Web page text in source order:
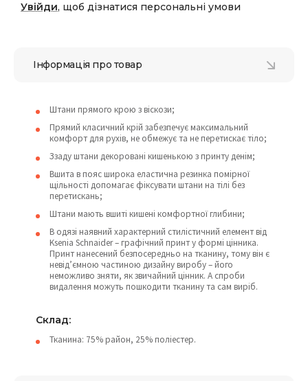
Увійди, щоб дізнатися персональні умови
Інформація про товар
Штани прямого крою з віскози;
Прямий класичний крій забезпечує максимальний
комфорт для рухів, не обмежує та не перетискає тіло;
Ззаду штани декоровані кишенькою з принту денім;
Вшита в пояс широка еластична резинка помірної
щільності допомагає фіксувати штани на тілі без
перетискань;
Штани мають вшиті кишені комфортної глибини;
В одязі наявний характерний стилістичний елемент від
Ksenia Schnaider – графічний принт у формі цінника.
Принт нанесений безпосередньо на тканину, тому він є
невід’ємною частиною дизайну виробу – його
неможливо зняти, як звичайний цінник. А спроби
видалення можуть пошкодити тканину та сам виріб.
Склад:
Тканина: 75% район, 25% поліестер.